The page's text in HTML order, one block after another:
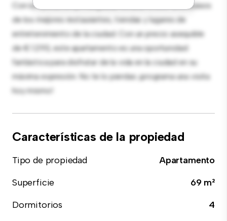
Con su ubicación privilegiada, estarás a solo unos pasos
de los mejores restaurantes, tiendas y lugares de
entretenimiento de la ciudad. Con un precio asequible
de € 1.293, este apartamento es una oportunidad
fantástica para disfrutar de la vida en la ciudad en su
máxima expresión. No te lo pierdas: ¡programa una visita
hoy mismo!
Características de la propiedad
Tipo de propiedad
Apartamento
Superficie
69 m²
Dormitorios
4